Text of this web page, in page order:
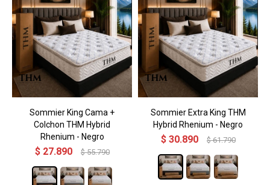
Sommier King Cama +
Colchon THM Hybrid
Rhenium - Negro
$ 27.890 $ 55.790
Sommier Extra King THM
Hybrid Rhenium - Negro
$ 30.890 $ 61.790